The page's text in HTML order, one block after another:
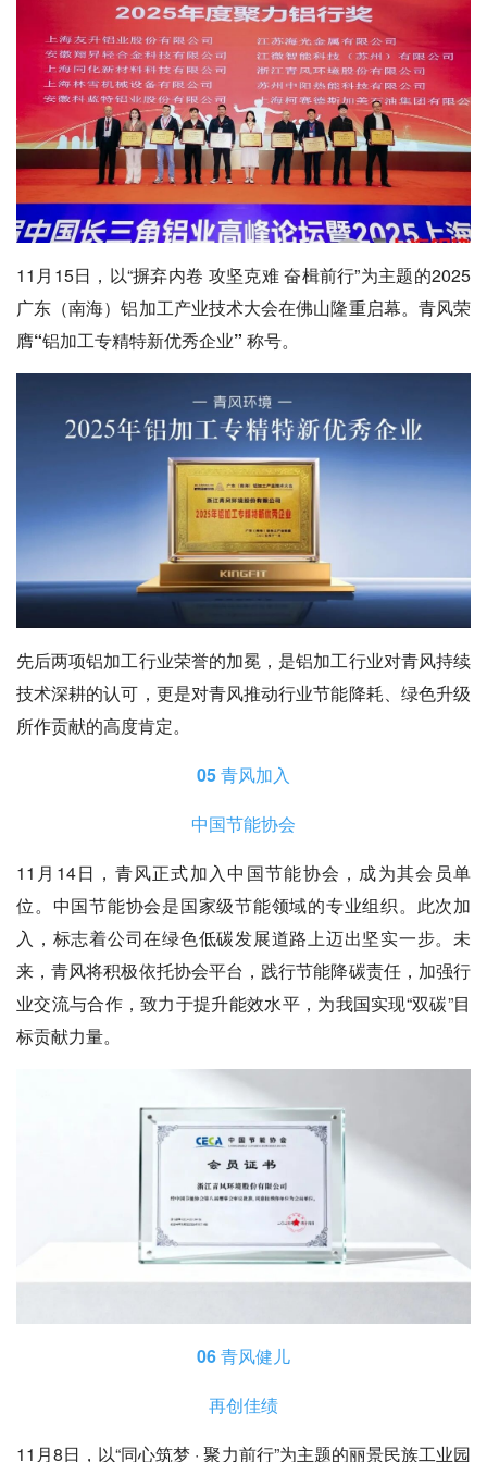
11月15日，以“摒弃内卷 攻坚克难 奋楫前行”为主题的2025
广东（南海）铝加工产业技术大会在佛山隆重启幕。青风荣
膺“铝加工专精特新优秀企业” 称号。
先后两项铝加工行业荣誉的加冕，是铝加工行业对青风持续
技术深耕的认可，更是对青风推动行业节能降耗、绿色升级
所作贡献的高度肯定。
05 青风加入
中国节能协会
11月14日， 青风正式加入中国节能协会 ，成为其会员单
位。中国节能协会是国家级节能领域的专业组织。此次加
入，标志着公司在绿色低碳发展道路上迈出坚实一步。未
来，青风将积极依托协会平台，践行节能降碳责任，加强行
业交流与合作，致力于提升能效水平，为我国实现“双碳”目
标贡献力量。
06 青风健儿
再创佳绩
11月8日，以“同心筑梦 · 聚力前行”为主题的丽景民族工业园